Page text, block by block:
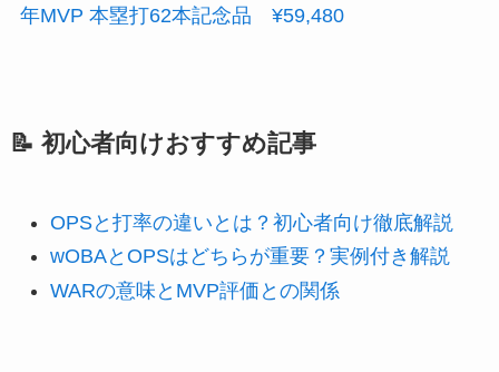
年MVP 本塁打62本記念品 ¥59,480
📝 初心者向けおすすめ記事
OPSと打率の違いとは？初心者向け徹底解説
wOBAとOPSはどちらが重要？実例付き解説
WARの意味とMVP評価との関係